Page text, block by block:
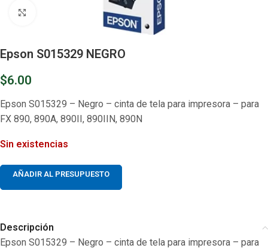
Clic para ampliar
Epson S015329 NEGRO
$6.00
Epson S015329 – Negro – cinta de tela para impresora – para
FX 890, 890A, 890II, 890IIN, 890N
Sin existencias
AÑADIR AL PRESUPUESTO
Descripción
Epson S015329 – Negro – cinta de tela para impresora – para